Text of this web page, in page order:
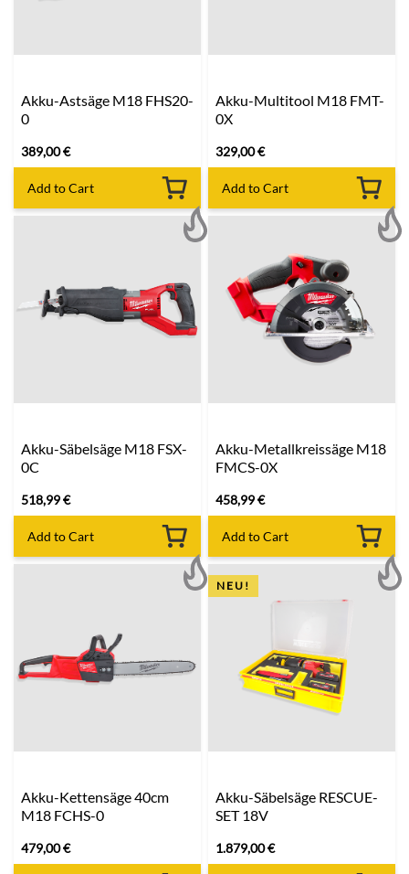
Akku-Astsäge M18 FHS20-
0
389,00€
Add to Cart
Akku-Multitool M18 FMT-
0X
329,00€
Add to Cart
Akku-Säbelsäge M18 FSX-
0C
518,99€
Add to Cart
Akku-Metallkreissäge M18
FMCS-0X
458,99€
Add to Cart
Akku-Kettensäge 40cm
M18 FCHS-0
479,00€
NEU!
Akku-Säbelsäge RESCUE-
SET 18V
1.879,00€